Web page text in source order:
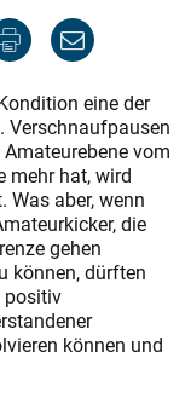
eine der
Verschnaufpausen
vom
mehr hat, wird
Was aber, wenn
die
gehen
können, dürften
positiv
können und